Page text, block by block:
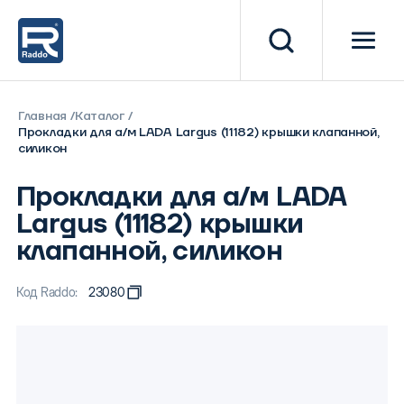
Главная Каталог
Прокладки для а/м LADA Largus (11182) крышки клапанной,
силикон
Прокладки для а/м LADA
Largus (11182) крышки
клапанной, силикон
Код Raddo: 23080